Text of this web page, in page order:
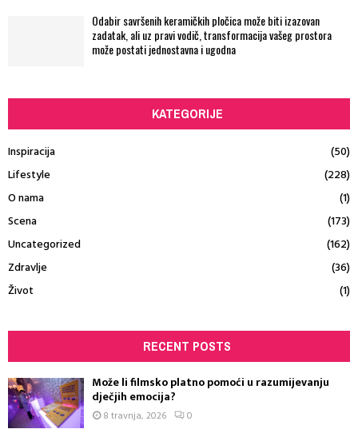
Odabir savršenih keramičkih pločica može biti izazovan
zadatak, ali uz pravi vodič, transformacija vašeg prostora
može postati jednostavna i ugodna
KATEGORIJE
Inspiracija
(50)
Lifestyle
(228)
O nama
(1)
Scena
(173)
Uncategorized
(162)
Zdravlje
(36)
Život
(1)
RECENT POSTS
Može li filmsko platno pomoći u razumijevanju
dječjih emocija?
8 travnja, 2026 0